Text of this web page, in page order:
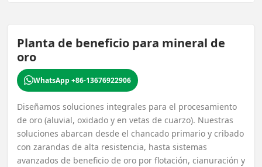
Planta de beneficio para mineral de
oro
WhatsApp +86-13676922906
Diseñamos soluciones integrales para el procesamiento
de oro (aluvial, oxidado y en vetas de cuarzo). Nuestras
soluciones abarcan desde el chancado primario y cribado
con zarandas de alta resistencia, hasta sistemas
avanzados de beneficio de oro por flotación, cianuración y